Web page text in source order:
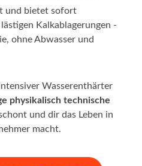
und bietet sofort
Kalkablagerungen -
ohne Abwasser und
Wasserenthärter
physikalisch technische
und dir das Leben in
macht.